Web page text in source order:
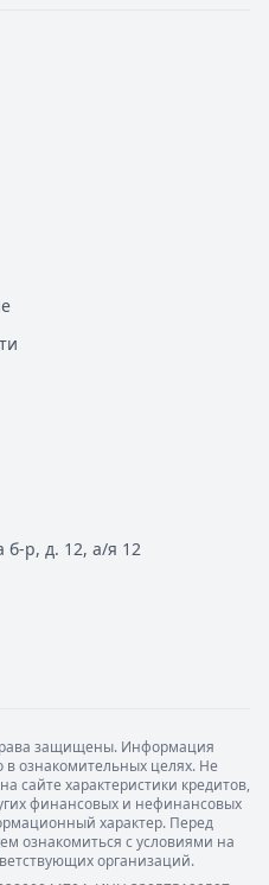
б-р, д. 12, а/я 12
защищены. Информация
в ознакомительных целях. Не
сайте характеристики кредитов,
финансовых и нефинансовых
характер. Перед
ознакомиться с условиями на
организаций.